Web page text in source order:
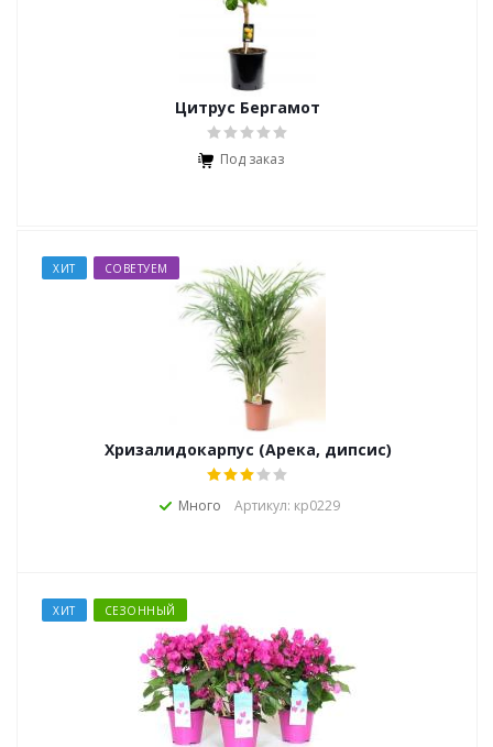
Цитрус Бергамот
Под заказ
ХИТ СОВЕТУЕМ
Хризалидокарпус (Арека, дипсис)
Много Артикул: кр0229
ХИТ СЕЗОННЫЙ